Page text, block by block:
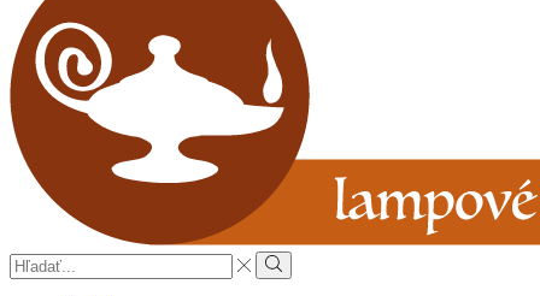
Search
input
Search